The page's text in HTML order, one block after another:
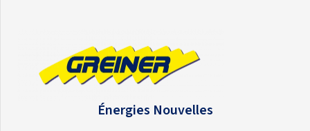
Énergies Nouvelles